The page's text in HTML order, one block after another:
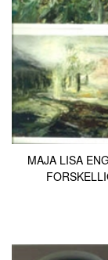
MAJA LISA